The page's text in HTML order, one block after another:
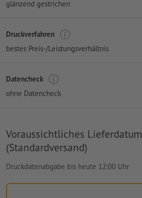
glänzend gestrichen
Druckverfahren
bestes Preis-/Leistungsverhältnis
Datencheck
ohne Datencheck
Voraussichtliches Lieferdatum
(Standardversand)
Druckdatenabgabe bis heute 12:00 Uhr